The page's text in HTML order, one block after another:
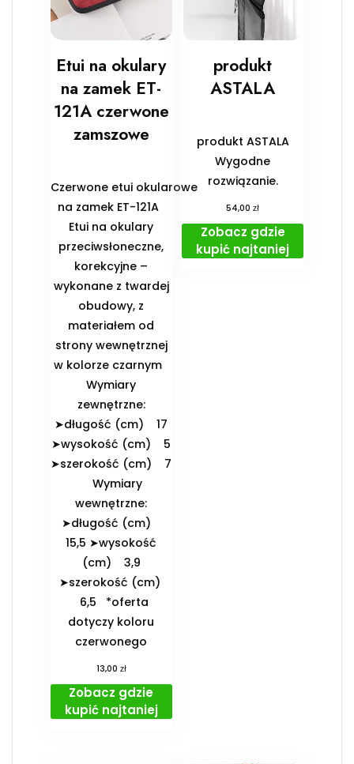
Etui na okulary
na zamek ET-
121A czerwone
zamszowe
Czerwone etui okularowe
na zamek ET-121A
Etui na okulary
przeciwsłoneczne,
korekcyjne –
wykonane z twardej
obudowy, z
materiałem od
strony wewnętrznej
w kolorze czarnym
️Wymiary
zewnętrzne:
➤długość (cm) 17
➤wysokość (cm) 5
➤szerokość (cm) 7
️Wymiary
wewnętrzne:
➤długość (cm)
15,5 ➤wysokość
(cm) 3,9
➤szerokość (cm)
6,5 *oferta
dotyczy koloru
czerwonego
13,00 zł
Zobacz gdzie
kupić najtaniej
produkt
ASTALA
produkt ASTALA
Wygodne
rozwiązanie.
54,00zł
Zobacz gdzie
kupić najtaniej